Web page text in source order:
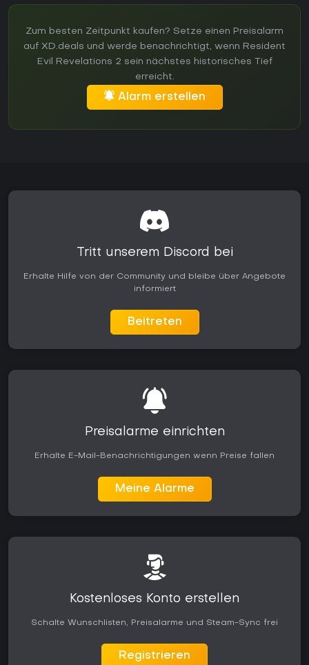
Zum besten Zeitpunkt kaufen? Setze einen Preisalarm
auf XD.deals und werde benachrichtigt, wenn Resident
Evil Revelations 2 sein nächstes historisches Tief
erreicht.
Alarm erstellen
Tritt unserem Discord bei
Erhalte Hilfe von der Community und bleibe über Angebote
informiert
Beitreten
Preisalarme einrichten
Erhalte E-Mail-Benachrichtigungen wenn Preise fallen
Meine Alarme
Kostenloses Konto erstellen
Schalte Wunschlisten, Preisalarme und Steam-Sync frei
Registrieren